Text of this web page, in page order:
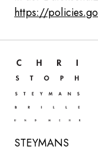
https://
ZUR STARTSEITE
STEYMANS